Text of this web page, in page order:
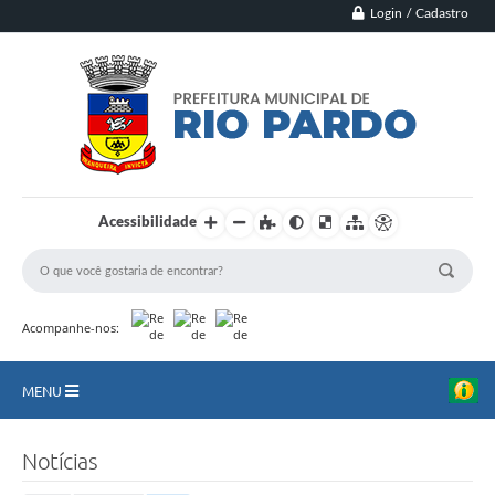
Login / Cadastro
Acessibilidade
Acompanhe-nos:
MENU
Notícias